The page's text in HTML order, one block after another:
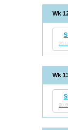
Wk
Wk